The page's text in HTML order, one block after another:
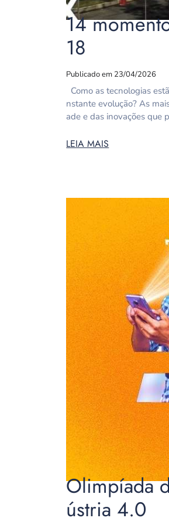
14
18
Publicado em 23/04/2026
Como as tecnologias
nstante evolução? As
ade e das inovações que
LEIA MAIS
Olimpíada
ústria 4.0